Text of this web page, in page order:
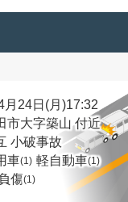
月24日(月)17:32
市大字築山 付近
小破事故
車(1) 軽自動車(1)
傷(1)